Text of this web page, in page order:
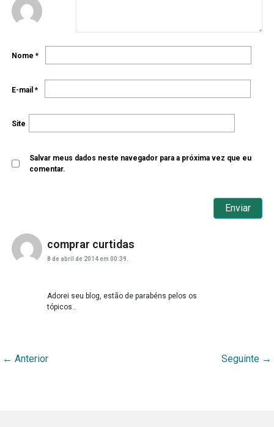
Nome *
E-mail *
Site
Salvar meus dados neste navegador para a próxima vez que eu
comentar.
comprar curtidas
8 de abril de 2014 em 00:39.
Adorei seu blog, estão de parabéns pelos os
tópicos..
← Anterior Seguinte →